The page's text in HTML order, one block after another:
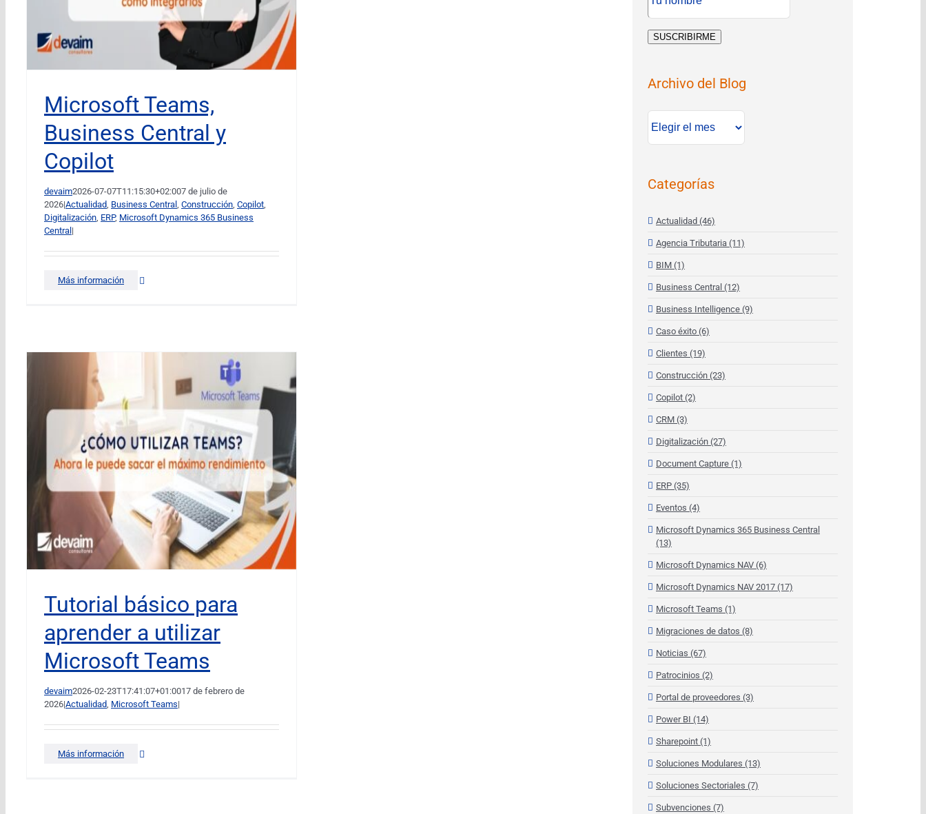
Microsoft Teams,
Business Central y
Copilot
devaim2026-07-07T11:15:30+02:007 de julio de
2026|Actualidad, Business Central , Construcción, Copilot,
Digitalización, ERP, Microsoft Dynamics 365 Business
Central |
Más información
Tutorial básico para
aprender a utilizar
Microsoft Teams
devaim2026-02-23T17:41:07+01:0017 de febrero de
2026|Actualidad, Microsoft Teams|
Más información
Archivo del Blog
del
Blog
Categorías
Actualidad (46)
Agencia Tributaria (11)
BIM (1)
Business Central (12)
Business Intelligence (9)
Caso éxito (6)
Clientes (19)
Construcción (23)
Copilot (2)
CRM (3)
Digitalización (27)
Document Capture (1)
ERP (35)
Eventos (4)
Microsoft Dynamics 365 Business Central
(13)
Microsoft Dynamics NAV (6)
Microsoft Dynamics NAV 2017 (17)
Microsoft Teams (1)
Migraciones de datos (8)
Noticias (67)
Patrocinios (2)
Portal de proveedores (3)
Power BI (14)
Sharepoint (1)
Soluciones Modulares (13)
Soluciones Sectoriales (7)
Subvenciones (7)